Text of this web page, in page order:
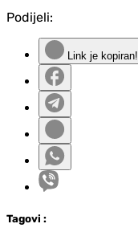
Podijeli:
Link je kopiran!
Tagovi :